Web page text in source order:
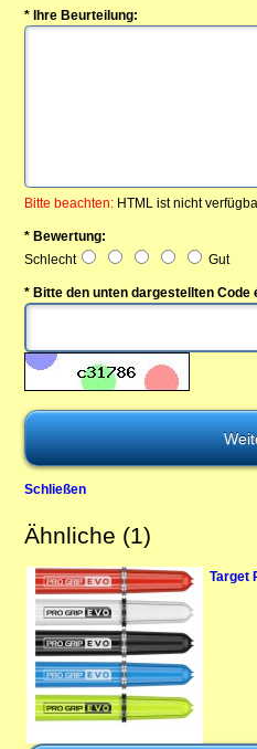
* Ihre Beurteilung:
Bitte beachten: HTML ist nicht
* Bewertung:
Schlecht
Gut
* Bitte den unten dargestellten Code
Schließen
Ähnliche (1)
Target